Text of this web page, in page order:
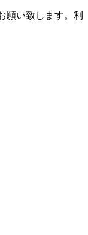
願い致します。利